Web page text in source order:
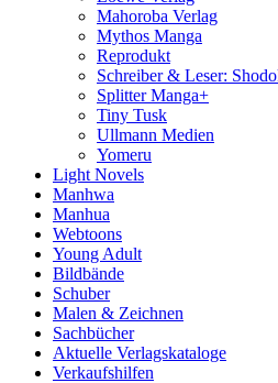
Mahoroba Verlag
Mythos Manga
Reprodukt
Schreiber & Leser:
Splitter Manga+
Tiny Tusk
Ullmann Medien
Yomeru
Light Novels
Manhwa
Manhua
Webtoons
Young Adult
Bildbände
Schuber
Malen & Zeichnen
Sachbücher
Aktuelle Verlagskataloge
Verkaufshilfen